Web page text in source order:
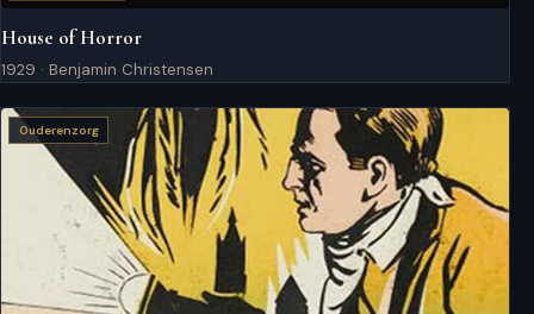
House of Horror
1929 · Benjamin Christensen
Ouderenzorg